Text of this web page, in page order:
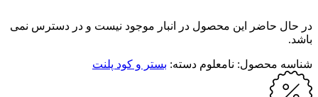
در حال حاضر این محصول در انبار موجود نیست و در دسترس نمی
باشد.
شناسه محصول: نامعلوم دسته: بستر و کود پلنت